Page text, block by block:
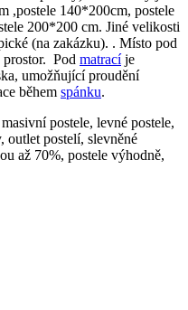
,postele 140*200cm, postele
200*200 cm. Jiné velikosti
(na zakázku). . Místo pod
Pod matracíje
umožňující proudění
během spánku.
postele, levné postele,
outlet postelí, slevněné
až 70%, postele výhodně,